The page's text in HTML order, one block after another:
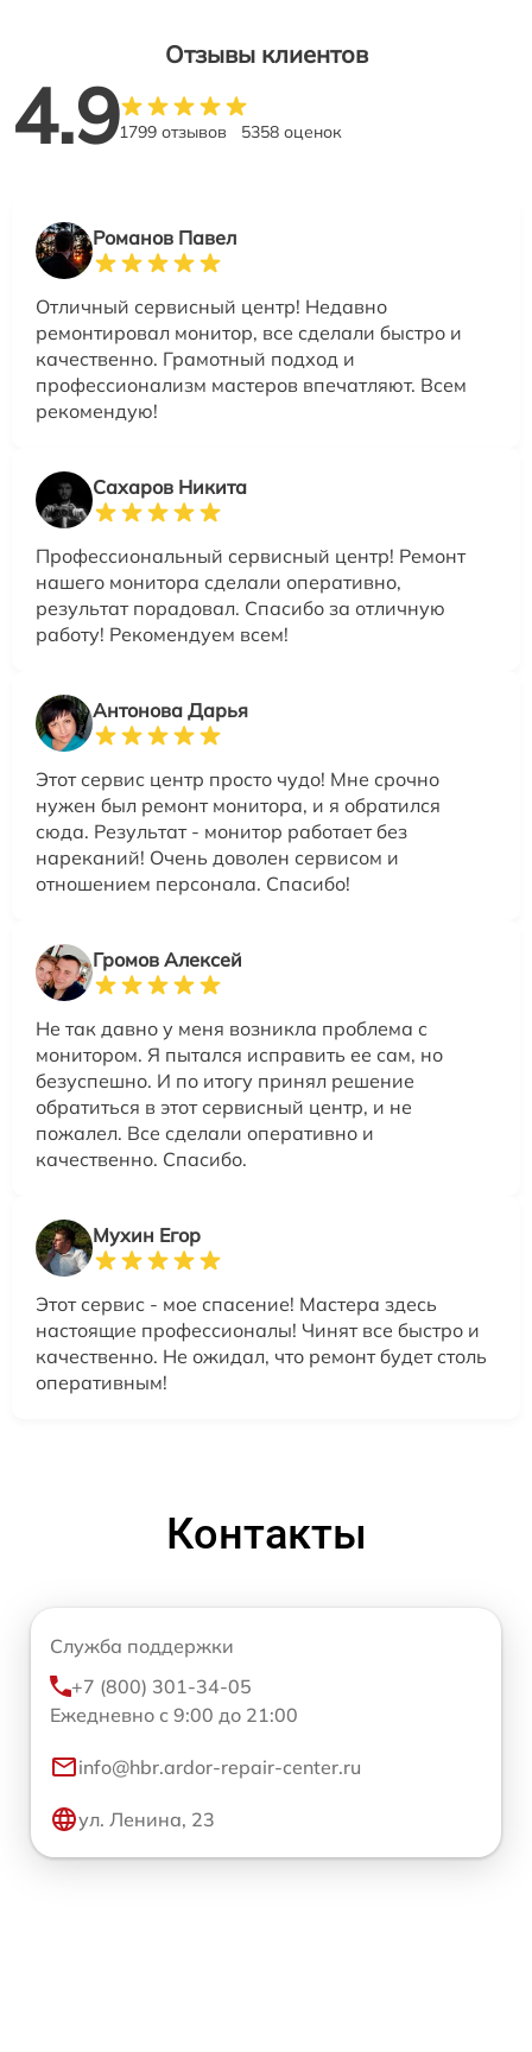
Отзывы клиентов
4.91799 отзывов 5358 оценок
Романов Павел
Отличный сервисный центр! Недавно
ремонтировал монитор, все сделали быстро и
качественно. Грамотный подход и
профессионализм мастеров впечатляют. Всем
рекомендую!
Сахаров Никита
Профессиональный сервисный центр! Ремонт
нашего монитора сделали оперативно,
результат порадовал. Спасибо за отличную
работу! Рекомендуем всем!
Антонова Дарья
Этот сервис центр просто чудо! Мне срочно
нужен был ремонт монитора, и я обратился
сюда. Результат - монитор работает без
нареканий! Очень доволен сервисом и
отношением персонала. Спасибо!
Громов Алексей
Не так давно у меня возникла проблема с
монитором. Я пытался исправить ее сам, но
безуспешно. И по итогу принял решение
обратиться в этот сервисный центр, и не
пожалел. Все сделали оперативно и
качественно. Спасибо.
Мухин Егор
Этот сервис - мое спасение! Мастера здесь
настоящие профессионалы! Чинят все быстро и
качественно. Не ожидал, что ремонт будет столь
оперативным!
Контакты
Служба поддержки
+7 (800) 301-34-05
Ежедневно с 9:00 до 21:00
info@hbr.ardor-repair-center.ru
ул. Ленина, 23